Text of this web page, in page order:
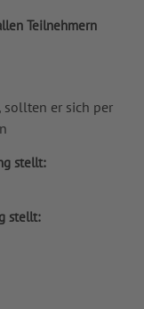
Teilnehmern
sollten er sich per
stellt:
stellt: